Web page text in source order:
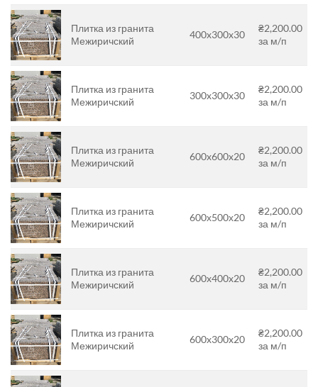
Плитка из гранита
Межиричский
400x300x30
₴2,200.00
за м/п
Плитка из гранита
Межиричский
300x300x30
₴2,200.00
за м/п
Плитка из гранита
Межиричский
600x600x20
₴2,200.00
за м/п
Плитка из гранита
Межиричский
600х500х20
₴2,200.00
за м/п
Плитка из гранита
Межиричский
600x400x20
₴2,200.00
за м/п
Плитка из гранита
Межиричский
600x300x20
₴2,200.00
за м/п